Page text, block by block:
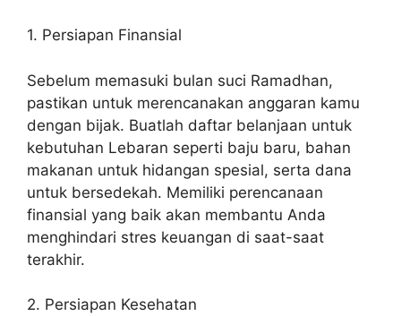
1. Persiapan Finansial
Sebelum memasuki bulan suci Ramadhan,
pastikan untuk merencanakan anggaran kamu
dengan bijak. Buatlah daftar belanjaan untuk
kebutuhan Lebaran seperti baju baru, bahan
makanan untuk hidangan spesial, serta dana
untuk bersedekah. Memiliki perencanaan
finansial yang baik akan membantu Anda
menghindari stres keuangan di saat-saat
terakhir.
2. Persiapan Kesehatan